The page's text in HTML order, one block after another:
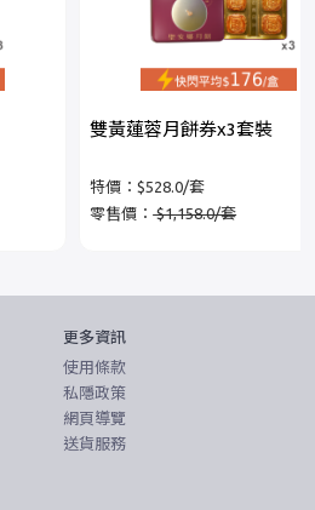
雙黃蓮蓉月餅券x3套裝
特價：$528.0/套
零售價：$1,158.0/套
更多資訊
使用條款
私隱政策
網頁導覽
送貨服務